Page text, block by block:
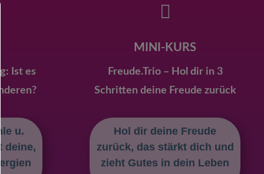
Ist es
u.
deine,

MINI-KURS
Freude.Trio – Hol dir in 3
Schritten deine Freude zurück
Hol dir deine Freude
zurück, das stärkt dich und
zieht Gutes in dein Leben